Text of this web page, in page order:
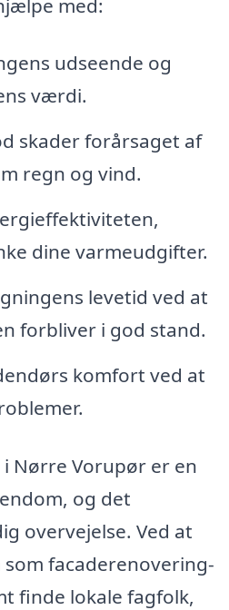
med:
udseende og
værdi.
skader forårsaget af
regn og vind.
dine varmeudgifter.
levetid ved at
forbliver i god stand.
komfort ved at
Nørre Vorupør er en
og det
overvejelse. Ved at
facaderenovering-
finde lokale fagfolk,